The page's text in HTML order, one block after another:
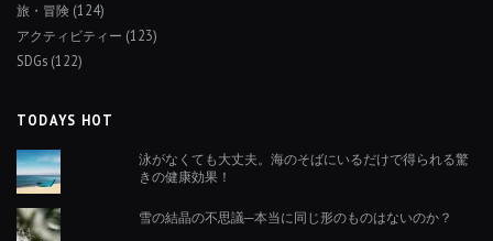
旅・冒険 (124)
アクティビティー (123)
SDGs (122)
TODAYS HOT
泳がなくても大丈夫。海のそばにいるだけで得られる驚
きの健康効果！
雪の結晶の不思議─本当に同じ形のものはないのか？